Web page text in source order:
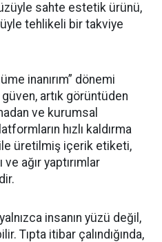
sahte estetik ürünü,
tehlikeli bir takviye
inanırım” dönemi
artık görüntüden
ve kurumsal
hızlı kaldırma
üretilmiş içerik etiketi,
ağır yaptırımlar
insanın yüzü değil,
Tıpta itibar çalındığında,